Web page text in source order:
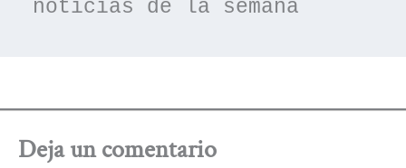
noticias de la semana
Deja un comentario